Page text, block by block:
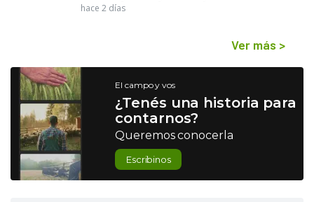
hace 2 días
Ver más >
El campo y vos
¿Tenés una historia para
contarnos?
Queremos conocerla
Escribinos